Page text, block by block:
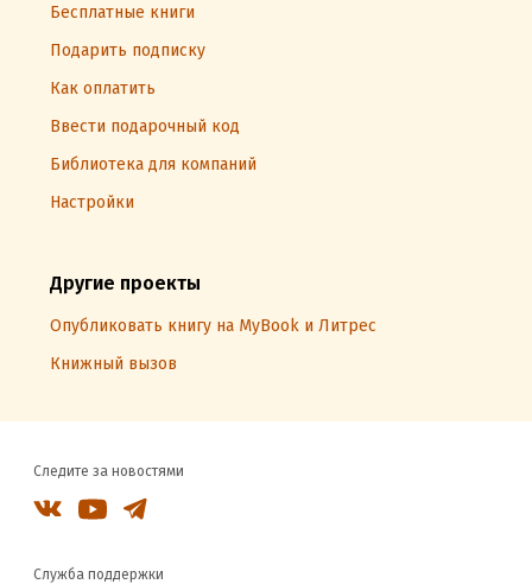
Бесплатные книги
Подарить подписку
Как оплатить
Ввести подарочный код
Библиотека для компаний
Настройки
Другие проекты
Опубликовать книгу на MyBook и Литрес
Книжный вызов
Следите за новостями
Служба поддержки